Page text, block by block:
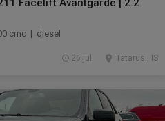
Facelift Avantgarde | 2.2
cmc | diesel
Tatarusi, IS
26 jul.